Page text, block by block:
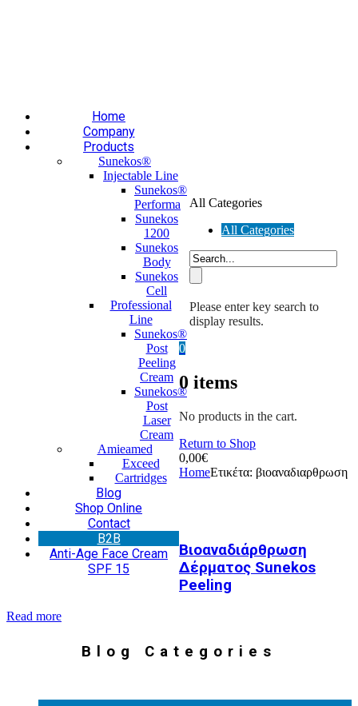
Home
Company
Products
Sunekos®
Injectable Line
Sunekos®
Performa
Sunekos
1200
Sunekos
Body
Sunekos
Cell
Professional
Line
Sunekos®
Post
Peeling
Cream
Sunekos®
Post
Laser
Cream
Amieamed
Exceed
Cartridges
Blog
Shop Online
Contact
Β2Β
Anti-Age Face Cream
SPF 15
All Categories
All Categories
Please enter key search to
display results.
0
0 items
No products in the cart.
Return to Shop
0,00€
HomeΕτικέτα: βιοαναδιαρθρωση
Βιοαναδιάρθρωση
Δέρματος Sunekos
Peeling
Read more
Blog Categories